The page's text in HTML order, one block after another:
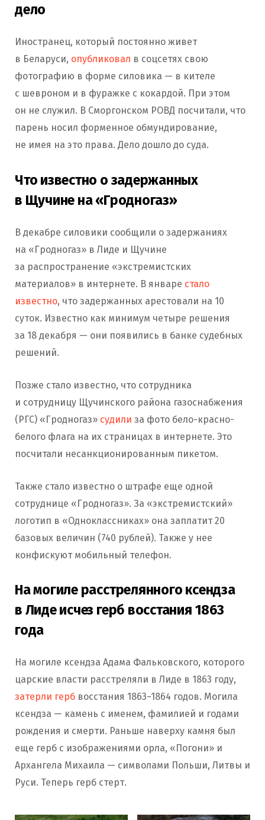
дело
Иностранец, который постоянно живет
в Беларуси, опубликовал в соцсетях свою
фотографию в форме силовика — в кителе
с шевроном и в фуражке с кокардой. При этом
он не служил. В Сморгонском РОВД посчитали, что
парень носил форменное обмундирование,
не имея на это права. Дело дошло до суда.
Что известно о задержанных
в Щучине на «Гродногаз»
В декабре силовики сообщили о задержаниях
на «Гродногаз» в Лиде и Щучине
за распространение «экстремистских
материалов» в интернете. В январе стало
известно, что задержанных арестовали на 10
суток. Известно как минимум четыре решения
за 18 декабря — они появились в банке судебных
решений.
Позже стало известно, что сотрудника
и сотрудницу Щучинского района газоснабжения
(РГС) «Гродногаз» судили за фото бело-красно-
белого флага на их страницах в интернете. Это
посчитали несанкционированным пикетом.
Также стало известно о штрафе еще одной
сотруднице «Гродногаз». За «экстремистский»
логотип в «Одноклассниках» она заплатит 20
базовых величин (740 рублей). Также у нее
конфискуют мобильный телефон.
На могиле расстрелянного ксендза
в Лиде исчез герб восстания 1863
года
На могиле ксендза Адама Фальковского, которого
царские власти расстреляли в Лиде в 1863 году,
затерли герб восстания 1863−1864 годов. Могила
ксендза — камень с именем, фамилией и годами
рождения и смерти. Раньше наверху камня был
еще герб с изображениями орла, «Погони» и
Архангела Михаила — символами Польши, Литвы и
Руси. Теперь герб стерт.